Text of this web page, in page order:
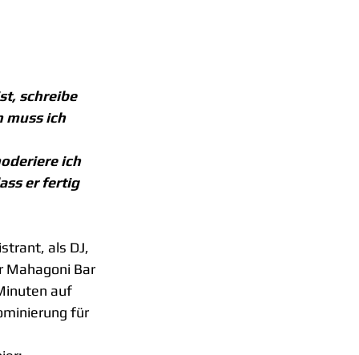
schreibe
muss ich
ich
er fertig
als DJ,
Mahagoni Bar
auf
für